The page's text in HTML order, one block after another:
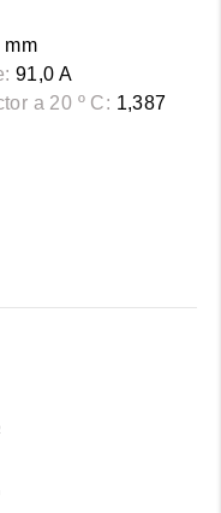
mm
91,0 A
a 20 º C: 1,387